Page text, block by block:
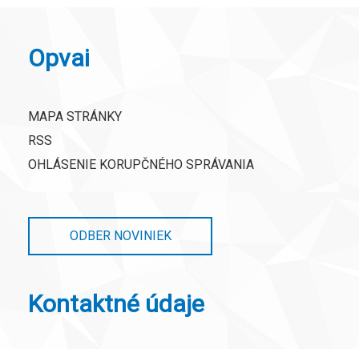
Opvai
MAPA STRÁNKY
RSS
OHLÁSENIE KORUPČNÉHO SPRÁVANIA
ODBER NOVINIEK
Kontaktné údaje